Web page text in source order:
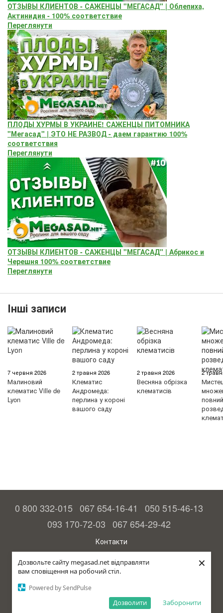
Дозвольте сайту megasad.net відправляти
вам сповіщення на робочий стіл.
Powered by SendPulse
Заборонити
Дозволити
×
ОТЗЫВЫ КЛИЕНТОВ - САЖЕНЦЫ "МЕГАСАД" | Облепиха,
Актинидия - 100% соответствие
Переглянути
ПЛОДЫ ХУРМЫ В УКРАИНЕ! САЖЕНЦЫ ПИТОМНИКА
"Мегасад" | ЭТО НЕ РАЗВОД - даем гарантию 100%
соответствия
Переглянути
ОТЗЫВЫ КЛИЕНТОВ - САЖЕНЦЫ "МЕГАСАД" | Абрикос и
Черешня 100% соответствие
Переглянути
Інші записи
7 червня 2026
Малиновий
клематис Ville de
Lyon
2 травня 2026
Клематис
Андромеда:
перлина у короні
вашого саду
2 травня 2026
Весняна обрізка
клематисів
2
повний
0 800 332-015 067 654-16-41
050 515-46-13
093 170-72-03 067 654-29-42
Контакти
Повна версія сайту
© 2015—2026
Megasad – гарантія високого врожаю
рус (країна-терорист)